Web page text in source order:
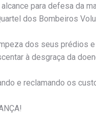
para defesa da
dos Bombeiros
dos seus prédios
à desgraça da
e reclamando os